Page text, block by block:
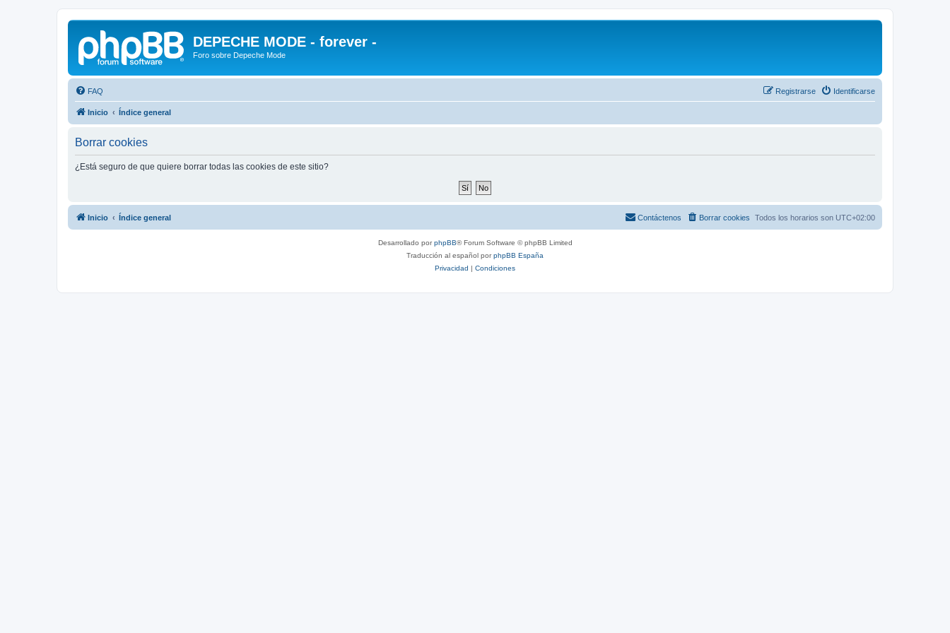
DEPECHE MODE - forever -
Foro sobre Depeche Mode
FAQ Identificarse
Registrarse
Inicio Índice general
Borrar cookies
¿Está seguro de que quiere borrar todas las cookies de este sitio?
Inicio Índice general Todos los horarios son UTC+02:00
Borrar cookies
Contáctenos
Desarrollado porphpBB® Forum Software © phpBB Limited
Traducción al español porphpBB España
Privacidad | Condiciones